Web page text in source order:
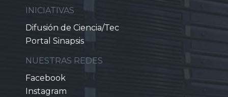
INICIATIVAS
Difusión de Ciencia/Tec
Portal Sinapsis
NUESTRAS REDES
Facebook
Instagram